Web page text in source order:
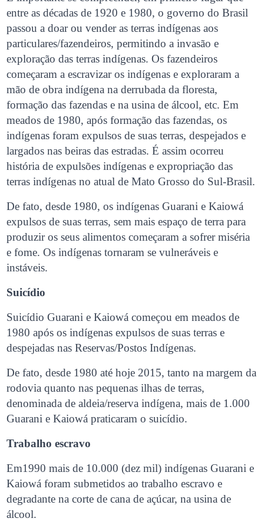
entre as décadas de 1920 e 1980, o governo do Brasil
passou a doar ou vender as terras indígenas aos
particulares/fazendeiros, permitindo a invasão e
exploração das terras indígenas. Os fazendeiros
começaram a escravizar os indígenas e exploraram a
mão de obra indígena na derrubada da floresta,
formação das fazendas e na usina de álcool, etc. Em
meados de 1980, após formação das fazendas, os
indígenas foram expulsos de suas terras, despejados e
largados nas beiras das estradas. É assim ocorreu
história de expulsões indígenas e expropriação das
terras indígenas no atual de Mato Grosso do Sul-Brasil.
De fato, desde 1980, os indígenas Guarani e Kaiowá
expulsos de suas terras, sem mais espaço de terra para
produzir os seus alimentos começaram a sofrer miséria
e fome. Os indígenas tornaram se vulneráveis e
instáveis.
Suicídio
Suicídio Guarani e Kaiowá começou em meados de
1980 após os indígenas expulsos de suas terras e
despejadas nas Reservas/Postos Indígenas.
De fato, desde 1980 até hoje 2015, tanto na margem da
rodovia quanto nas pequenas ilhas de terras,
denominada de aldeia/reserva indígena, mais de 1.000
Guarani e Kaiowá praticaram o suicídio.
Trabalho escravo
Em1990 mais de 10.000 (dez mil) indígenas Guarani e
Kaiowá foram submetidos ao trabalho escravo e
degradante na corte de cana de açúcar, na usina de
álcool.